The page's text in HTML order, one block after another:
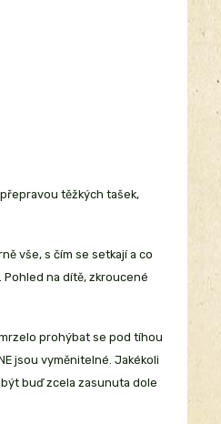
těžkých tašek,
vše, s čím se setkají a co
na dítě, zkroucené
prohýbat se pod tíhou
jsou vyměnitelné. Jakékoli
buď zcela zasunuta dole